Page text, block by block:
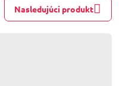
Nasledujúci produkt